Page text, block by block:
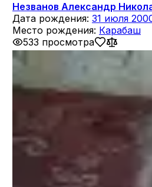
Незванов Александр
Дата рождения: 31 июля
Место рождения: Карабаш
533 просмотра